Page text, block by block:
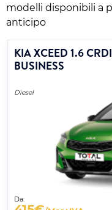
modelli disponibili a
anticipo
KIA XCEED 1.6
BUSINESS
Diesel
Da: